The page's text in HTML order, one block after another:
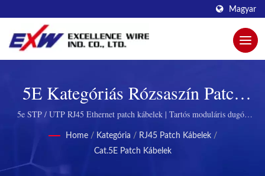
Magyar
5E Kategóriás Rózsaszín Patch
Kábel | Innovatív Moduláris
Dugók A Jobb Kapcsolódásért A
Excellence Wire Által
5e STP / UTP RJ45 Ethernet patch kábelek | Tartós moduláris dugók
Home / Kategória / RJ45 Patch Kábelek /
Cat.5E Patch Kábelek